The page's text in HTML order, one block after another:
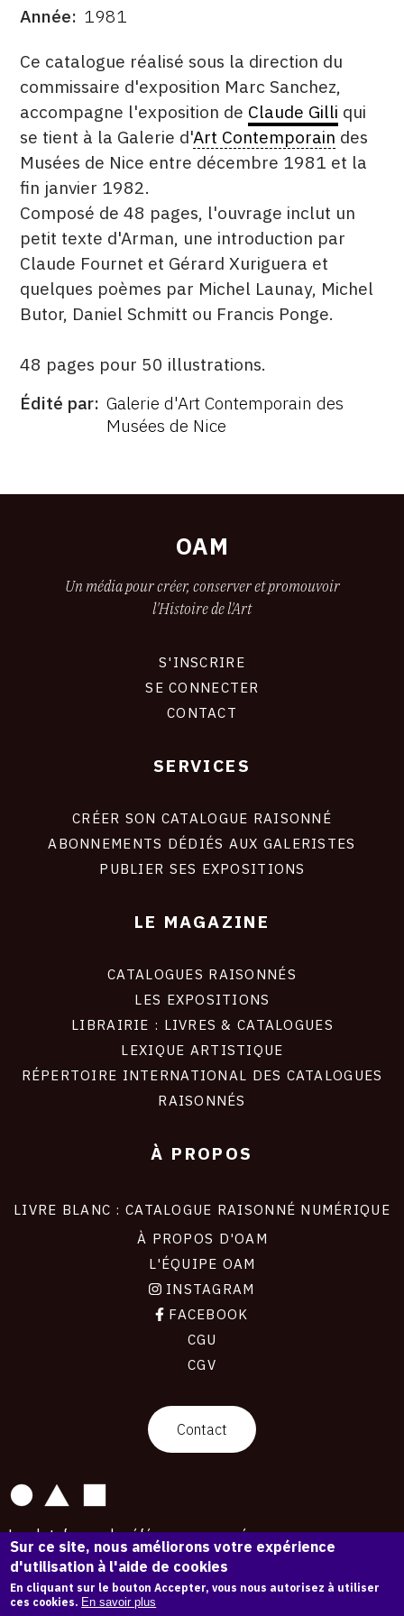
CGU
CGV
SUIVEZ-NOUS
INSTAGRAM
FACEBOOK
TWITTER
PINTEREST
DATE
Année 1981
DESCRITPTION
Ce catalogue réalisé sous la direction du
commissaire d'exposition Marc Sanchez,
accompagne l'exposition de Claude Gilli qui
se tient à la Galerie d'Art Contemporain des
Musées de Nice entre décembre 1981 et la
fin janvier 1982.
Composé de 48 pages, l'ouvrage inclut un
petit texte d'Arman, une introduction par
Claude Fournet et Gérard Xuriguera et
quelques poèmes par Michel Launay, Michel
Butor, Daniel Schmitt ou Francis Ponge.
48 pages pour 50 illustrations.
ÉDITÉ
Édité par Galerie d'Art Contemporain des
Musées de Nice
OAM
Un média pour créer, conserver et promouvoir
l'Histoire de l'Art
S'INSCRIRE
SE CONNECTER
CONTACT
SERVICES
CRÉER SON CATALOGUE RAISONNÉ
ABONNEMENTS DÉDIÉS AUX GALERISTES
PUBLIER SES EXPOSITIONS
LE MAGAZINE
CATALOGUES RAISONNÉS
LES EXPOSITIONS
LIBRAIRIE : LIVRES & CATALOGUES
LEXIQUE ARTISTIQUE
RÉPERTOIRE INTERNATIONAL DES CATALOGUES
RAISONNÉS
À PROPOS
LIVRE BLANC : CATALOGUE RAISONNÉ NUMÉRIQUE
À PROPOS D'OAM
L'ÉQUIPE OAM
INSTAGRAM
FACEBOOK
CGU
CGV
Contact
La plateforme de référence pour créer,
conserver et promouvoir l'Histoire de l'Art.
Des catalogues raisonnés aux archives
d'expositions.
43 254 œuvres d'art — 7 587 expositions
Sur ce site, nous améliorons votre expérience
d'utilisation à l'aide de cookies
En cliquant sur le bouton Accepter, vous nous autorisez à utiliser
ces cookies. En savoir plus